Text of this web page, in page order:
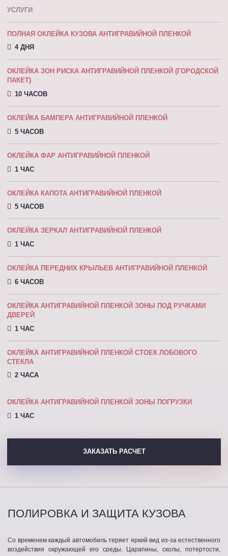
УСЛУГИ
ПОЛНАЯ ОКЛЕЙКА КУЗОВА АНТИГРАВИЙНОЙ ПЛЕНКОЙ
4 ДНЯ
ОКЛЕЙКА ЗОН РИСКА АНТИГРАВИЙНОЙ ПЛЕНКОЙ (ГОРОДСКОЙ
ПАКЕТ)
10 ЧАСОВ
ОКЛЕЙКА БАМПЕРА АНТИГРАВИЙНОЙ ПЛЕНКОЙ
5 ЧАСОВ
ОКЛЕЙКА ФАР АНТИГРАВИЙНОЙ ПЛЕНКОЙ
1 ЧАС
ОКЛЕЙКА КАПОТА АНТИГРАВИЙНОЙ ПЛEНКOЙ
5 ЧАСОВ
ОКЛЕЙКА ЗЕРКАЛ АНТИГРАВИЙНОЙ ПЛЕНКОЙ
1 ЧАС
ОКЛЕЙКА ПЕРЕДНИХ КРЫЛЬЕВ АНТИГРАВИЙНОЙ ПЛЕНКОЙ
6 ЧАСОВ
ОКЛЕЙКА АНТИГРАВИЙНОЙ ПЛЕНКОЙ ЗОНЫ ПОД РУЧКАМИ
ДВЕРЕЙ
1 ЧАС
ОКЛЕЙКА АНТИГРАВИЙНОЙ ПЛЕНКОЙ СТОЕК ЛОБОВОГО
СТЕКЛА
2 ЧАСА
ОКЛЕЙКА АНТИГРАВИЙНОЙ ПЛЕНКОЙ ЗОНЫ ПОГРУЗКИ
1 ЧАС
ЗАКАЗАТЬ РАСЧЕТ
ПОЛИРОВКА И ЗАЩИТА КУЗОВА
Со временем каждый автомобиль теряет яркий вид из-за естественного
воздействия окружающей его среды. Царапины, сколы, потертости,